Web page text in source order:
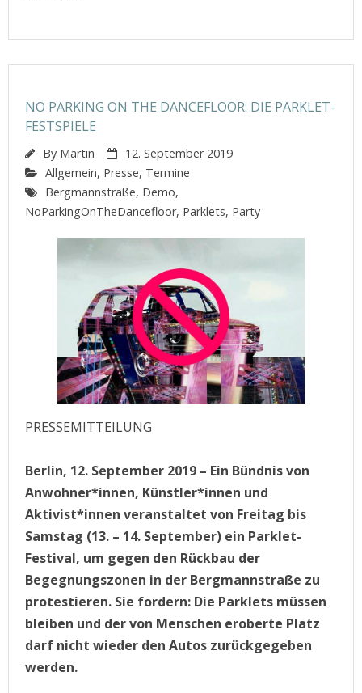
NO PARKING ON THE DANCEFLOOR: DIE PARKLET-
FESTSPIELE
By Martin
12. September 2019
Allgemein, Presse, Termine
Bergmannstraße, Demo,
NoParkingOnTheDancefloor, Parklets, Party
PRESSEMITTEILUNG
Berlin, 12. September 2019 – Ein Bündnis von
Anwohner*innen, Künstler*innen und
Aktivist*innen veranstaltet von Freitag bis
Samstag (13. – 14. September) ein Parklet-
Festival, um gegen den Rückbau der
Begegnungszonen in der Bergmannstraße zu
protestieren. Sie fordern: Die Parklets müssen
bleiben und der von Menschen eroberte Platz
darf nicht wieder den Autos zurückgegeben
werden.